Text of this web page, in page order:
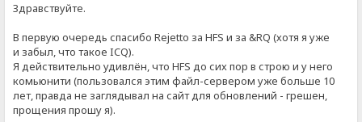
Здравствуйте.
В первую очередь спасибо Rejetto за HFS и за &RQ (хотя я уже
и забыл, что такое ICQ).
Я действительно удивлён, что HFS до сих пор в строю и у него
комьюнити (пользовался этим файл-сервером уже больше 10
лет, правда не заглядывал на сайт для обновлений - грешен,
прощения прошу я).